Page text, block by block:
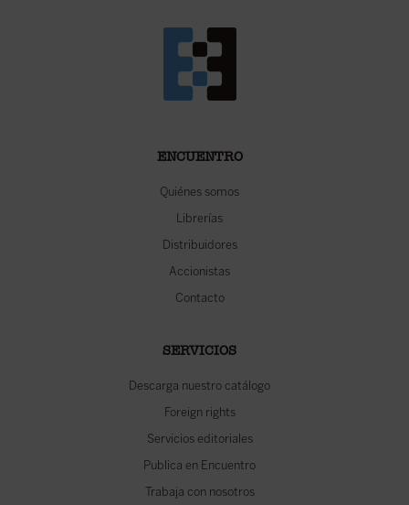
ENCUENTRO
Quiénes somos
Librerías
Distribuidores
Accionistas
Contacto
SERVICIOS
Descarga nuestro catálogo
Foreign rights
Servicios editoriales
Publica en Encuentro
Trabaja con nosotros